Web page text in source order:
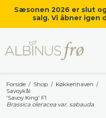
Sæsonen 2026 er slut
salg. Vi åbner igen
Forside / Shop / Køkkenhaven /
Savoykål
'Savoy King' F1
Brassica oleracea var. sabauda